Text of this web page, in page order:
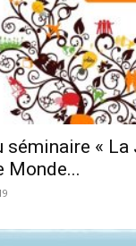
séminaire « La
Monde...